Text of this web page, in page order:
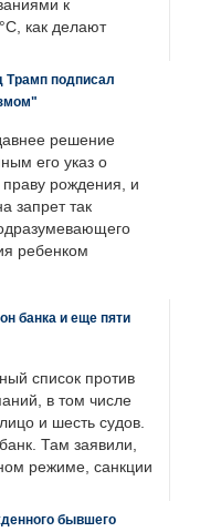
к
как делают
Трамп подписал
решение
его указ о
праву рождения, и
запрет так
ребенком
банка и еще пяти
список против
в том числе
и шесть судов.
Там заявили,
режиме, санкции
бывшего